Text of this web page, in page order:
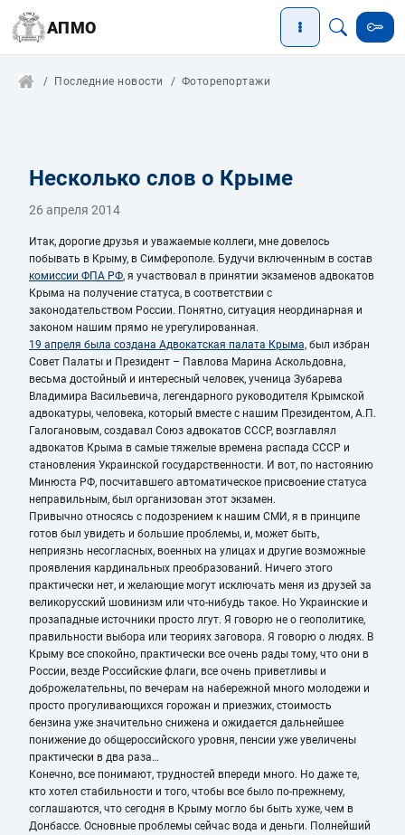
АПМО
Последние новости Фоторепортажи
Несколько слов о Крыме
26 апреля 2014
Итак, дорогие друзья и уважаемые коллеги, мне довелось
побывать в Крыму, в Симферополе. Будучи включенным в состав
комиссии ФПА РФ, я участвовал в принятии экзаменов адвокатов
Крыма на получение статуса, в соответствии с
законодательством России. Понятно, ситуация неординарная и
законом нашим прямо не урегулированная.
19 апреля была создана Адвокатская палата Крыма, был избран
Совет Палаты и Президент – Павлова Марина Аскольдовна,
весьма достойный и интересный человек, ученица Зубарева
Владимира Васильевича, легендарного руководителя Крымской
адвокатуры, человека, который вместе с нашим Президентом, А.П.
Галогановым, создавал Союз адвокатов СССР, возглавлял
адвокатов Крыма в самые тяжелые времена распада СССР и
становления Украинской государственности. И вот, по настоянию
Минюста РФ, посчитавшего автоматическое присвоение статуса
неправильным, был организован этот экзамен.
Привычно относясь с подозрением к нашим СМИ, я в принципе
готов был увидеть и большие проблемы, и, может быть,
неприязнь несогласных, военных на улицах и другие возможные
проявления кардинальных преобразований. Ничего этого
практически нет, и желающие могут исключать меня из друзей за
великорусский шовинизм или что-нибудь такое. Но Украинские и
прозападные источники просто лгут. Я говорю не о геополитике,
правильности выбора или теориях заговора. Я говорю о людях. В
Крыму все спокойно, практически все очень рады тому, что они в
России, везде Российские флаги, все очень приветливы и
доброжелательны, по вечерам на набережной много молодежи и
просто прогуливающихся горожан и приезжих, стоимость
бензина уже значительно снижена и ожидается дальнейшее
понижение до общероссийского уровня, пенсии уже увеличены
практически в два раза…
Конечно, все понимают, трудностей впереди много. Но даже те,
кто хотел стабильности и того, чтобы все было по-прежнему,
соглашаются, что сегодня в Крыму могло бы быть хуже, чем в
Донбассе. Основные проблемы сейчас вода и деньги. Полнейший